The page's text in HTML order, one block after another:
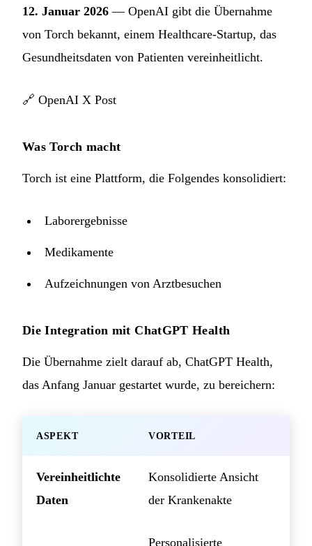
12. Januar 2026 — OpenAI gibt die Übernahme
von Torch bekannt, einem Healthcare-Startup, das
Gesundheitsdaten von Patienten vereinheitlicht.
🔗 OpenAI X Post
Was Torch macht
Torch ist eine Plattform, die Folgendes konsolidiert:
Laborergebnisse
Medikamente
Aufzeichnungen von Arztbesuchen
Die Integration mit ChatGPT Health
Die Übernahme zielt darauf ab, ChatGPT Health,
das Anfang Januar gestartet wurde, zu bereichern:
ASPEKT VORTEIL
Vereinheitlichte
Daten
Konsolidierte Ansicht
der Krankenakte
Personalisierte